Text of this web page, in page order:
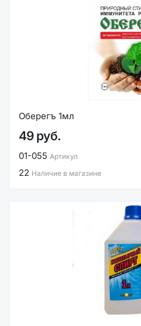
Оберегъ 1мл
49 руб.
01-055 Артикул
22 Наличие в магазине